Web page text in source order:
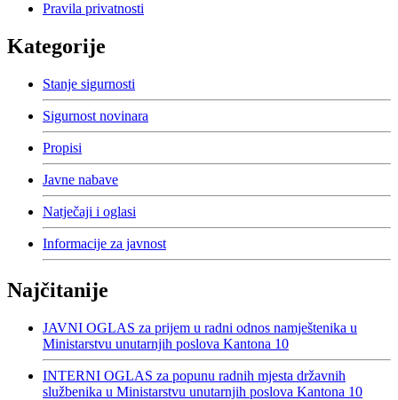
Pravila privatnosti
Kategorije
Stanje sigurnosti
Sigurnost novinara
Propisi
Javne nabave
Natječaji i oglasi
Informacije za javnost
Najčitanije
JAVNI OGLAS za prijem u radni odnos namještenika u
Ministarstvu unutarnjih poslova Kantona 10
INTERNI OGLAS za popunu radnih mjesta državnih
službenika u Ministarstvu unutarnjih poslova Kantona 10